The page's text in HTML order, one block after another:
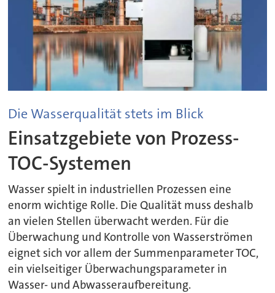
Die Wasserqualität stets im Blick
Einsatzgebiete von Prozess-
TOC-Systemen
Wasser spielt in industriellen Prozessen eine
enorm wichtige Rolle. Die Qualität muss deshalb
an vielen Stellen überwacht werden. Für die
Überwachung und Kontrolle von Wasserströmen
eignet sich vor allem der Summenparameter TOC,
ein vielseitiger Überwachungsparameter in
Wasser- und Abwasseraufbereitung.